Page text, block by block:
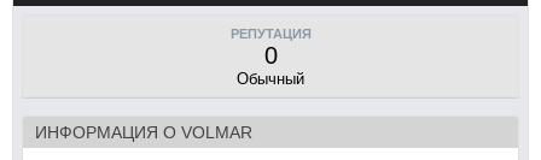
РЕПУТАЦИЯ
0
Обычный
ИНФОРМАЦИЯ О VOLMAR